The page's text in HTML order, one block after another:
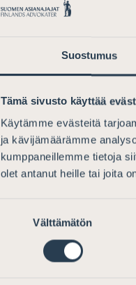
Suostumus
Tämä sivusto käyttää
Käytämme evästeitä
ja kävijämäärämme
kumppaneillemme tietoja
olet antanut heille tai joita
Välttämätön
– Ei kannata
Yhtenä
mittaluokan
että uhrien
itse
tulisi
jo
Tämä on